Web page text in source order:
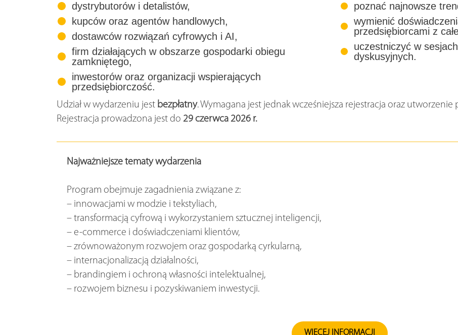
dystrybutorów i detalistów,
kupców oraz agentów handlowych,
dostawców rozwiązań cyfrowych i AI,
firm działających w obszarze gospodarki obiegu
zamkniętego,
inwestorów oraz organizacji wspierających
przedsiębiorczość.
poznać najnowsze
wymienić
przedsiębiorcami z
uczestniczyć w
dyskusyjnych.
Udział w wydarzeniu jest bezpłatny. Wymagana jest jednak wcześniejsza rejestracja oraz
Rejestracja prowadzona jest do 29 czerwca 2026 r.
Najważniejsze tematy wydarzenia
Program obejmuje zagadnienia związane z:
– innowacjami w modzie i tekstyliach,
– transformacją cyfrową i wykorzystaniem sztucznej inteligencji,
– e-commerce i doświadczeniami klientów,
– zrównoważonym rozwojem oraz gospodarką cyrkularną,
– internacjonalizacją działalności,
– brandingiem i ochroną własności intelektualnej,
– rozwojem biznesu i pozyskiwaniem inwestycji.
WIĘCEJ INFORMACJI